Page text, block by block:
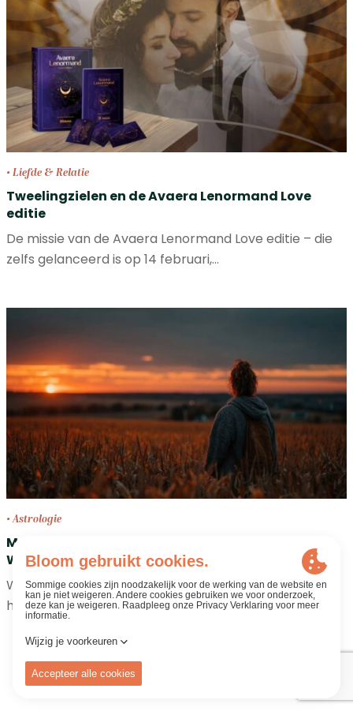
• Liefde & Relatie
Tweelingzielen en de Avaera Lenormand Love
editie
De missie van de Avaera Lenormand Love editie – die
zelfs gelanceerd is op 14 februari,…
• Astrologie
Mercurius retrograde • 29 juni tot 23 juli 2026 •
Wees flexibel en geduldig
Wat gebeurt er als Mercurius retrograde loopt, wat
het geval is van 29 juni tot 23 juli 2026?…